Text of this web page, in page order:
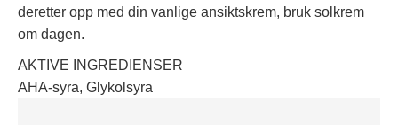
deretter opp med din vanlige ansiktskrem, bruk solkrem
om dagen.
AKTIVE INGREDIENSER
AHA-syra, Glykolsyra